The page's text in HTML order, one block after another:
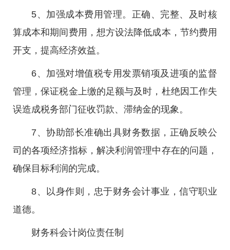
5、加强成本费用管理。正确、完整、及时核
算成本和期间费用，想方设法降低成本，节约费用
开支，提高经济效益。
6、加强对增值税专用发票销项及进项的监督
管理，保证税金上缴的足额与及时，杜绝因工作失
误造成税务部门征收罚款、滞纳金的现象。
7、协助部长准确出具财务数据，正确反映公
司的各项经济指标，解决利润管理中存在的问题，
确保目标利润的完成。
8、以身作则，忠于财务会计事业，信守职业
道德。
财务科会计岗位责任制